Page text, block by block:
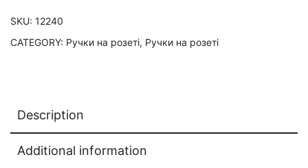
SKU: 12240
CATEGORY: Ручки на розеті, Ручки на розеті
Description
Additional information